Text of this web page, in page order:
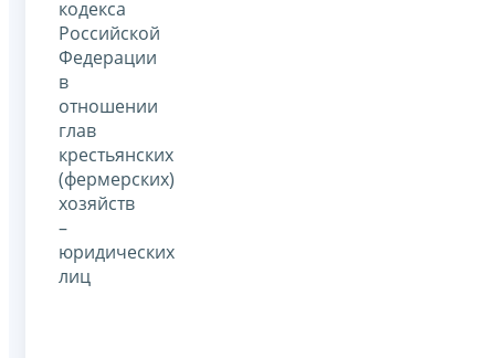
кодекса
Российской
Федерации
в
отношении
глав
крестьянских
(фермерских)
хозяйств
–
юридических
лиц